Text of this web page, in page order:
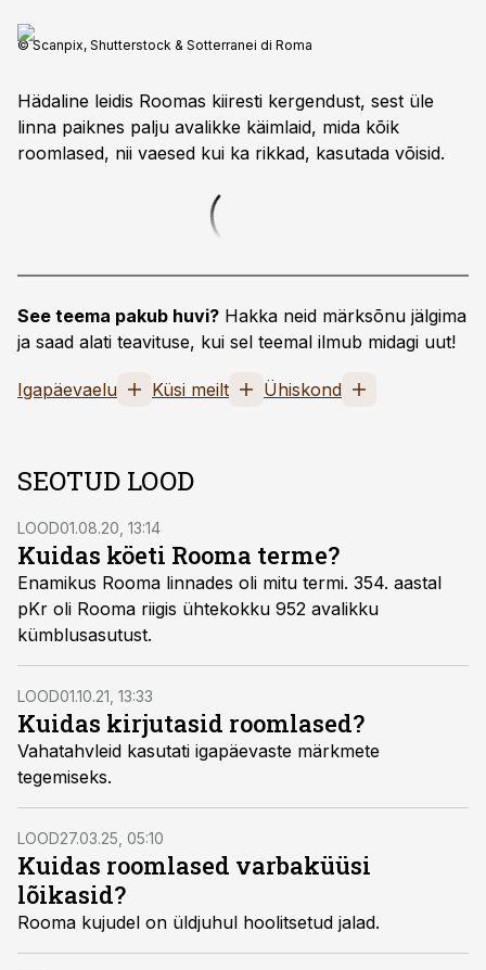
© Scanpix, Shutterstock & Sotterranei di Roma
Hädaline leidis Roomas kiiresti kergendust, sest üle
linna paiknes palju avalikke käimlaid, mida kõik
roomlased, nii vaesed kui ka rikkad, kasutada võisid.
See teema pakub huvi? Hakka neid märksõnu jälgima
ja saad alati teavituse, kui sel teemal ilmub midagi uut!
Igapäevaelu Küsi meilt Ühiskond
SEOTUD LOOD
LOOD01.08.20, 13:14
Kuidas köeti Rooma terme?
Enamikus Rooma linnades oli mitu termi. 354. aastal
pKr oli Rooma riigis ühtekokku 952 avalikku
kümblusasutust.
LOOD01.10.21, 13:33
Kuidas kirjutasid roomlased?
Vahatahvleid kasutati igapäevaste märkmete
tegemiseks.
LOOD27.03.25, 05:10
Kuidas roomlased varbaküüsi
lõikasid?
Rooma kujudel on üldjuhul hoolitsetud jalad.